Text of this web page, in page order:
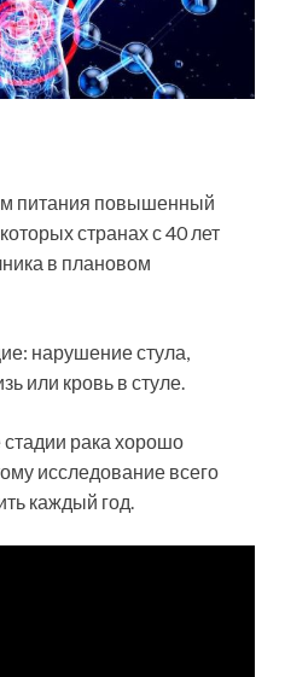
питания повышенный
странах с 40 лет
в плановом
нарушение стула,
или кровь в стуле.
рака хорошо
исследование всего
каждый год.